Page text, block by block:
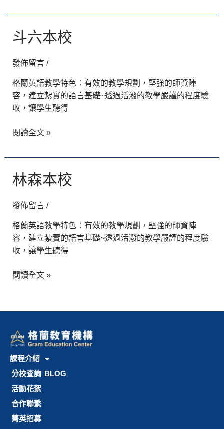
斗六本校
發佈留言 /
格蘭英語教學特色：有效的教學規劃，堅強的師資陣
容，建立紮實的語言基礎~透過活潑的教學嚴謹的程度驗
收，讓學生聽得
斗
本
閱讀全文 »
林森本校
發佈留言 /
格蘭英語教學特色：有效的教學規劃，堅強的師資陣
容，建立紮實的語言基礎~透過活潑的教學嚴謹的程度驗
收，讓學生聽得
林
森
本
閱讀全文 »
課程介紹
分校查詢 BLOG
活動花絮
合作聯繫
菁英招募